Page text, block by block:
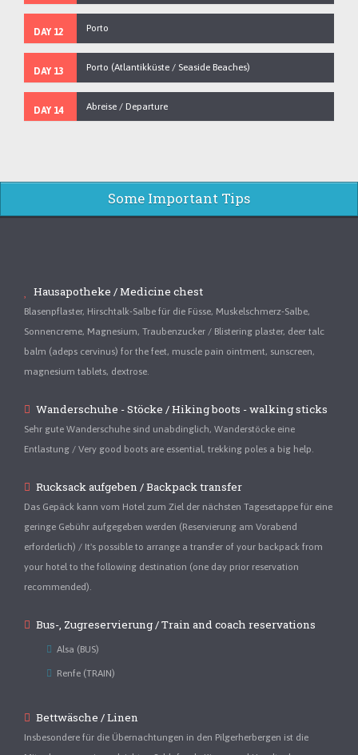
DAY 12 Porto
DAY 13 Porto (Atlantikküste / Seaside Beaches)
DAY 14 Abreise / Departure
Some Important Tips
Hausapotheke / Medicine chest
Blasenpflaster, Hirschtalk-Salbe für die Füsse, Muskelschmerz-Salbe,
Sonnencreme, Magnesium, Traubenzucker / Blistering plaster, deer talc
balm (adeps cervinus) for the feet, muscle pain ointment, sunscreen,
magnesium tablets, dextrose.
Wanderschuhe - Stöcke / Hiking boots - walking sticks
Sehr gute Wanderschuhe sind unabdinglich, Wanderstöcke eine
Entlastung / Very good boots are essential, trekking poles a big help.
Rucksack aufgeben / Backpack transfer
Das Gepäck kann vom Hotel zum Ziel der nächsten Tagesetappe für eine
geringe Gebühr aufgegeben werden (Reservierung am Vorabend
erforderlich) / It's possible to arrange a transfer of your backpack from
your hotel to the following destination (one day prior reservation
recommended).
Bus-, Zugreservierung / Train and coach reservations
Alsa (BUS)
Renfe (TRAIN)
Bettwäsche / Linen
Insbesondere für die Übernachtungen in den Pilgerherbergen ist die